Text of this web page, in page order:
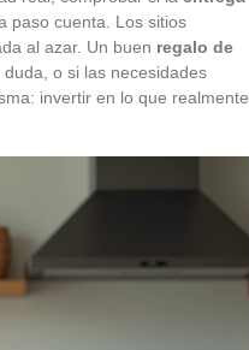
paso cuenta. Los sitios
al azar. Un buen regalo de
o si las necesidades
invertir en lo que realmente